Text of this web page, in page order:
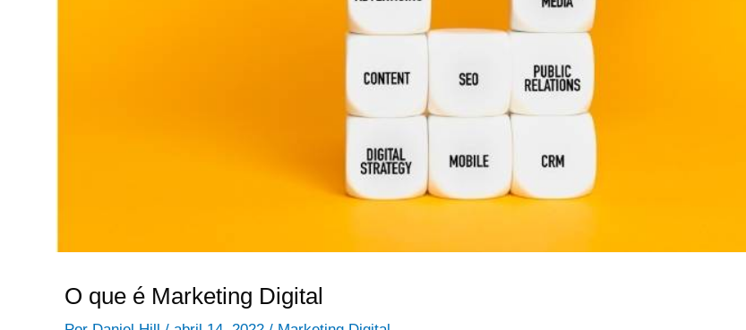
O que é Marketing Digital